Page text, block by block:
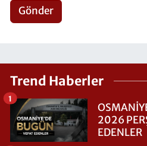
Gönder
Trend Haberler
2026
EDENLER
1